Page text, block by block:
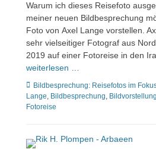
Warum ich dieses Reisefoto
meiner neuen Bildbesprechung
Foto von Axel Lange vorstellen.
sehr vielseitiger Fotograf aus
2019 auf einer Fotoreise in den
weiterlesen …
Kategorien
Bildbesprechung: Reisefotos im
Lange, Bildbesprechung, Bildvorstellung
Fotoreise